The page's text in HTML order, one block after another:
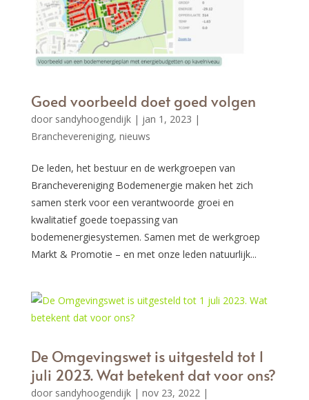
Goed voorbeeld doet goed volgen
door sandyhoogendijk| jan 1, 2023 |
Branchevereniging, nieuws
De leden, het bestuur en de werkgroepen van
Branchevereniging Bodemenergie maken het zich
samen sterk voor een verantwoorde groei en
kwalitatief goede toepassing van
bodemenergiesystemen. Samen met de werkgroep
Markt & Promotie – en met onze leden natuurlijk...
De Omgevingswet is uitgesteld tot 1
juli 2023. Wat betekent dat voor ons?
door sandyhoogendijk| nov 23, 2022 |